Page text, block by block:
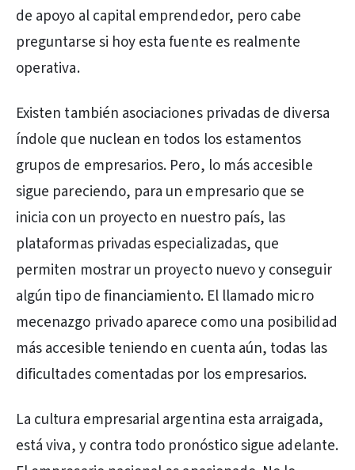
de apoyo al capital emprendedor, pero cabe
preguntarse si hoy esta fuente es realmente
operativa.
Existen también asociaciones privadas de diversa
índole que nuclean en todos los estamentos
grupos de empresarios. Pero, lo más accesible
sigue pareciendo, para un empresario que se
inicia con un proyecto en nuestro país, las
plataformas privadas especializadas, que
permiten mostrar un proyecto nuevo y conseguir
algún tipo de financiamiento. El llamado micro
mecenazgo privado aparece como una posibilidad
más accesible teniendo en cuenta aún, todas las
dificultades comentadas por los empresarios.
La cultura empresarial argentina esta arraigada,
está viva, y contra todo pronóstico sigue adelante.